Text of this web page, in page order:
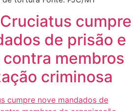
cumpre
de prisão e
membros
criminosa